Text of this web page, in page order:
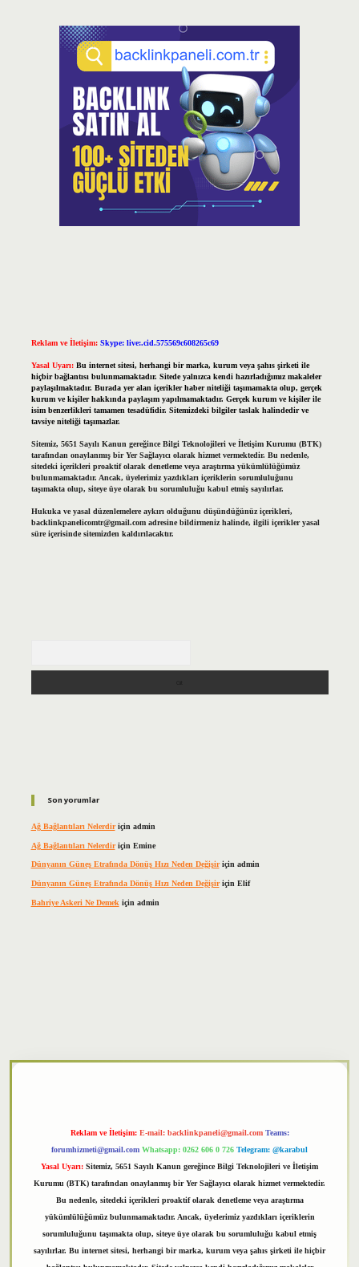
Reklam ve İletişim: Skype: live:.cid.575569c608265c69
Yasal Uyarı: Bu internet sitesi, herhangi bir marka, kurum veya şahıs şirketi ile
hiçbir bağlantısı bulunmamaktadır. Sitede yalnızca kendi hazırladığımız makaleler
paylaşılmaktadır. Burada yer alan içerikler haber niteliği taşımamakta olup, gerçek
kurum ve kişiler hakkında paylaşım yapılmamaktadır. Gerçek kurum ve kişiler ile
isim benzerlikleri tamamen tesadüfidir. Sitemizdeki bilgiler taslak halindedir ve
tavsiye niteliği taşımazlar.
Sitemiz, 5651 Sayılı Kanun gereğince Bilgi Teknolojileri ve İletişim Kurumu (BTK)
tarafından onaylanmış bir Yer Sağlayıcı olarak hizmet vermektedir. Bu nedenle,
sitedeki içerikleri proaktif olarak denetleme veya araştırma yükümlülüğümüz
bulunmamaktadır. Ancak, üyelerimiz yazdıkları içeriklerin sorumluluğunu
taşımakta olup, siteye üye olarak bu sorumluluğu kabul etmiş sayılırlar.
Hukuka ve yasal düzenlemelere aykırı olduğunu düşündüğünüz içerikleri,
backlinkpanelicomtr@gmail.comadresine bildirmeniz halinde, ilgili içerikler yasal
süre içerisinde sitemizden kaldırılacaktır.
Son yorumlar
Ağ Bağlantıları Nelerdiriçin admin
Ağ Bağlantıları Nelerdiriçin Emine
Dünyanın Güneş Etrafında Dönüş Hızı Neden Değişiriçin admin
Dünyanın Güneş Etrafında Dönüş Hızı Neden Değişiriçin Elif
Bahriye Askeri Ne Demek için admin
Reklam ve İletişim: E-mail: backlinkpaneli@gmail.com Teams:
forumhizmeti@gmail.com Whatsapp: 0262 606 0 726 Telegram: @karabul
Yasal Uyarı: Sitemiz, 5651 Sayılı Kanun gereğince Bilgi Teknolojileri ve İletişim
Kurumu (BTK) tarafından onaylanmış bir Yer Sağlayıcı olarak hizmet vermektedir.
Bu nedenle, sitedeki içerikleri proaktif olarak denetleme veya araştırma
yükümlülüğümüz bulunmamaktadır. Ancak, üyelerimiz yazdıkları içeriklerin
sorumluluğunu taşımakta olup, siteye üye olarak bu sorumluluğu kabul etmiş
sayılırlar. Bu internet sitesi, herhangi bir marka, kurum veya şahıs şirketi ile hiçbir